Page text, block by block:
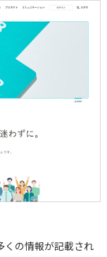
くの情報が記載され